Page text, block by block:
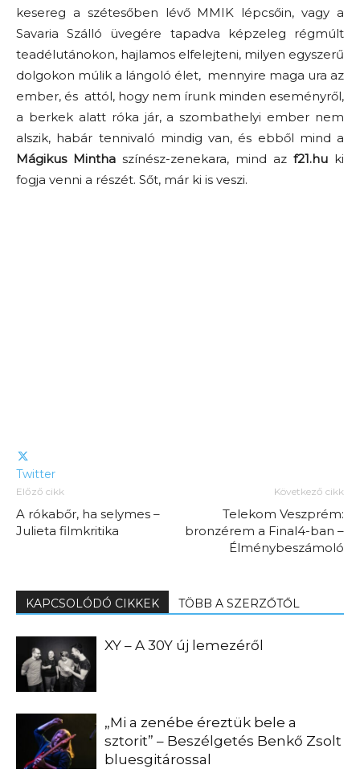
kesereg a szétesőben lévő MMIK lépcsőin, vagy a
Savaria Szálló üvegére tapadva képzeleg régmúlt
teadélutánokon, hajlamos elfelejteni, milyen egyszerű
dolgokon múlik a lángoló élet, mennyire maga ura az
ember, és attól, hogy nem írunk minden eseményről,
a berkek alatt róka jár, a szombathelyi ember nem
alszik, habár tennivaló mindig van, és ebből mind a
Mágikus Mintha színész-zenekara, mind az f21.hu ki
fogja venni a részét. Sőt, már ki is veszi.
Twitter
Előző cikk
A rókabőr, ha selymes –
Julieta filmkritika
Következő cikk
Telekom Veszprém:
bronzérem a Final4-ban –
Élménybeszámoló
KAPCSOLÓDÓ CIKKEK TÖBB A SZERZŐTŐL
XY – A 30Y új lemezéről
„Mi a zenébe éreztük bele a
sztorit” – Beszélgetés Benkő Zsolt
bluesgitárossal